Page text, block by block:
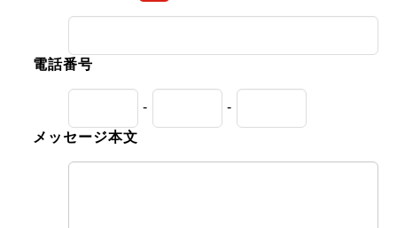
電話番号
-
-
メッセージ本文